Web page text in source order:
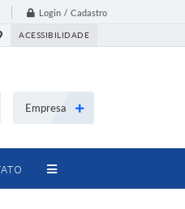
Login / Cadastro
ACESSIBILIDADE
Empresa